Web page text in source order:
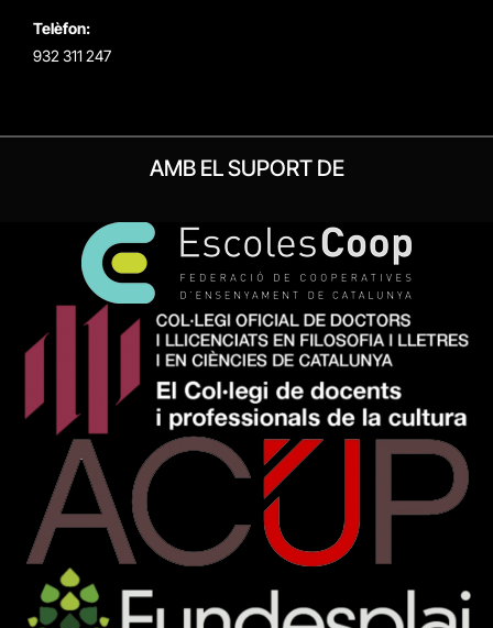
Telèfon:
932 311 247
AMB EL SUPORT DE